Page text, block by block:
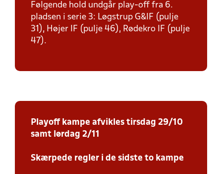
Følgende hold undgår play-off fra 6.
pladsen i serie 3: Løgstrup G&IF (pulje
31), Højer IF (pulje 46), Rødekro IF (pulje
47).
Playoff kampe afvikles tirsdag 29/10
samt lørdag 2/11
Skærpede regler i de sidste to kampe